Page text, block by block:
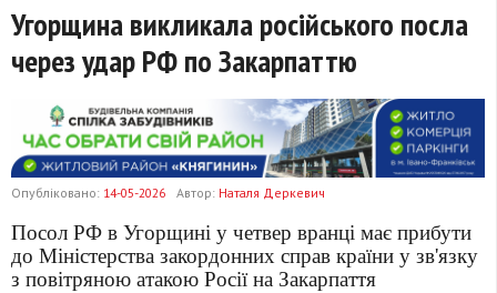
Угорщина викликала російського посла
через удар РФ по Закарпаттю
Опубліковано: 14-05-2026 Автор: Наталя Деркевич
Посол РФ в Угорщині у четвер вранці має прибути
до Міністерства закордонних справ країни у зв'язку
з повітряною атакою Росії на Закарпаття